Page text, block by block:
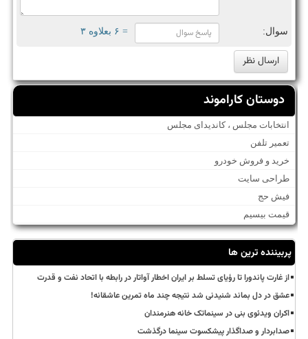
سوال: = ۶ بعلاوه ۳
دوستان کاراموند
انتخابات مجلس ، کاندیدای مجلس
تعمیر تلفن
خرید و فروش خودرو
طراحی سایت
فیش حج
قیمت بیسیم
پربیننده ترین ها
از غارت پاندورا تا رؤیای تسلط بر ایران اخطار آواتار در رابطه با اتحاد نفت و قدرت
عشق در دل بماند شنیدنی شد نتیجه چند ماه تمرین عاشقانه!
اکران ویدئوی بنی در سینماتک خانه هنرمندان
صدابردار و صداگذار پیشکسوت سینما درگذشت